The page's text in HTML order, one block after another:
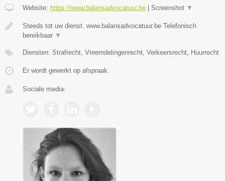
Website: https://www.balansadvocatuur.be Screenshot ▼
Steeds tot uw dienst. www.balansadvocatuur.be Telefonisch
bereikbaar ▼
Diensten: Strafrecht, Vreemdelingenrecht, Verkeersrecht, Huurrecht
Er wordt gewerkt op afspraak.
Sociale media: